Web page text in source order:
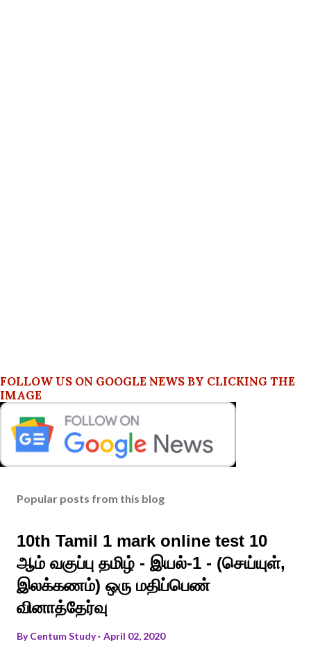
FOLLOW US ON GOOGLE NEWS BY CLICKING THE
IMAGE
Popular posts from this blog
10th Tamil 1 mark online test 10
ஆம் வகுப்பு தமிழ் - இயல்-1 - (செய்யுள்,
இலக்கணம்) ஒரு மதிப்பெண்
வினாத்தேர்வு
ByCentum Study April 02, 2020